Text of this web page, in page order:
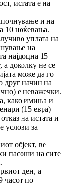
истата е на
и на
10 ноќевања.
уплата на
на
најдоцна 15
а доколку не се
може да го
друг начин на
е неважечки.
како имиња и
(15 евра)
на истата и
услови за
објект, ве
пасоши на сите
ден, а
часот по